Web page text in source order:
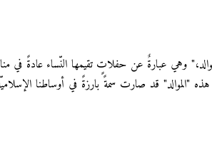
وهي عبارةٌ عن حفلاتٍ تقيمها النّساء عادةً في
هذه "الموالد" قد صارت سمةً بارزةً في أوساطنا